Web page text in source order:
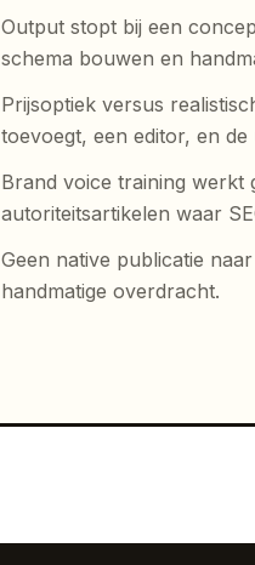
Output stopt bij een
schema bouwen en
Prijsoptiek versus
toevoegt, een editor, en
Brand voice training
autoriteitsartikelen waar
Geen native publicatie
handmatige overdracht.